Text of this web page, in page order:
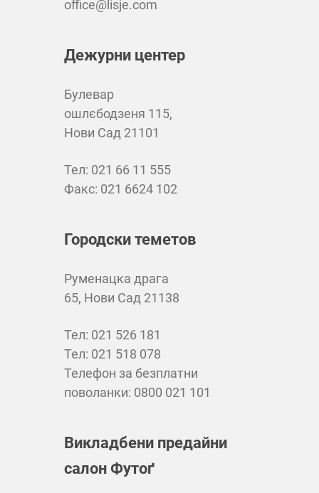
office@lisje.com
Дежурни центер
Булевар
ошлєбодзеня 115,
Нови Сад 21101
Teл: 021 66 11 555
Факс: 021 6624 102
Городски теметов
Руменацка драга
65, Нови Сад 21138
Teл: 021 526 181
Teл: 021 518 078
Телефон за безплатни
поволанки: 0800 021 101
Викладбени предайни
салон Футоґ